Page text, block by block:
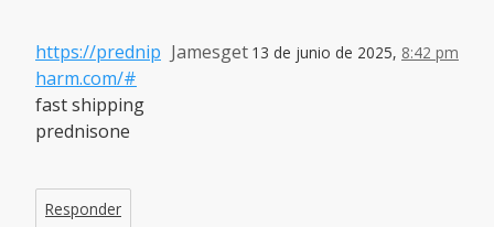
Jamesget 13 de junio de 2025, 8:42 pm
https://prednip
harm.com/#
fast shipping
prednisone
Responder